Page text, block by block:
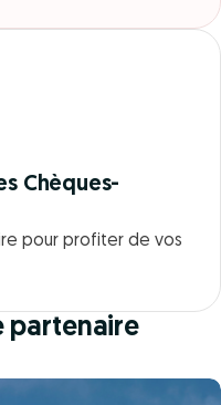
Chèques-
pour profiter de vos
partenaire